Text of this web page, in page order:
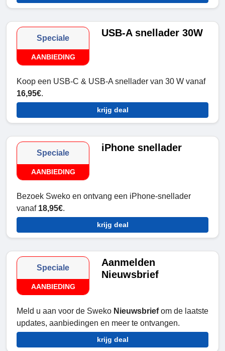
Speciale
AANBIEDING
USB-A snellader 30W
Koop een USB-C & USB-A snellader van 30 W vanaf
16,95€.
krijg deal
Speciale
AANBIEDING
iPhone snellader
Bezoek Sweko en ontvang een iPhone-snellader
vanaf 18,95€.
krijg deal
Speciale
AANBIEDING
Aanmelden
Nieuwsbrief
Meld u aan voor de Sweko Nieuwsbriefom de laatste
updates, aanbiedingen en meer te ontvangen.
krijg deal